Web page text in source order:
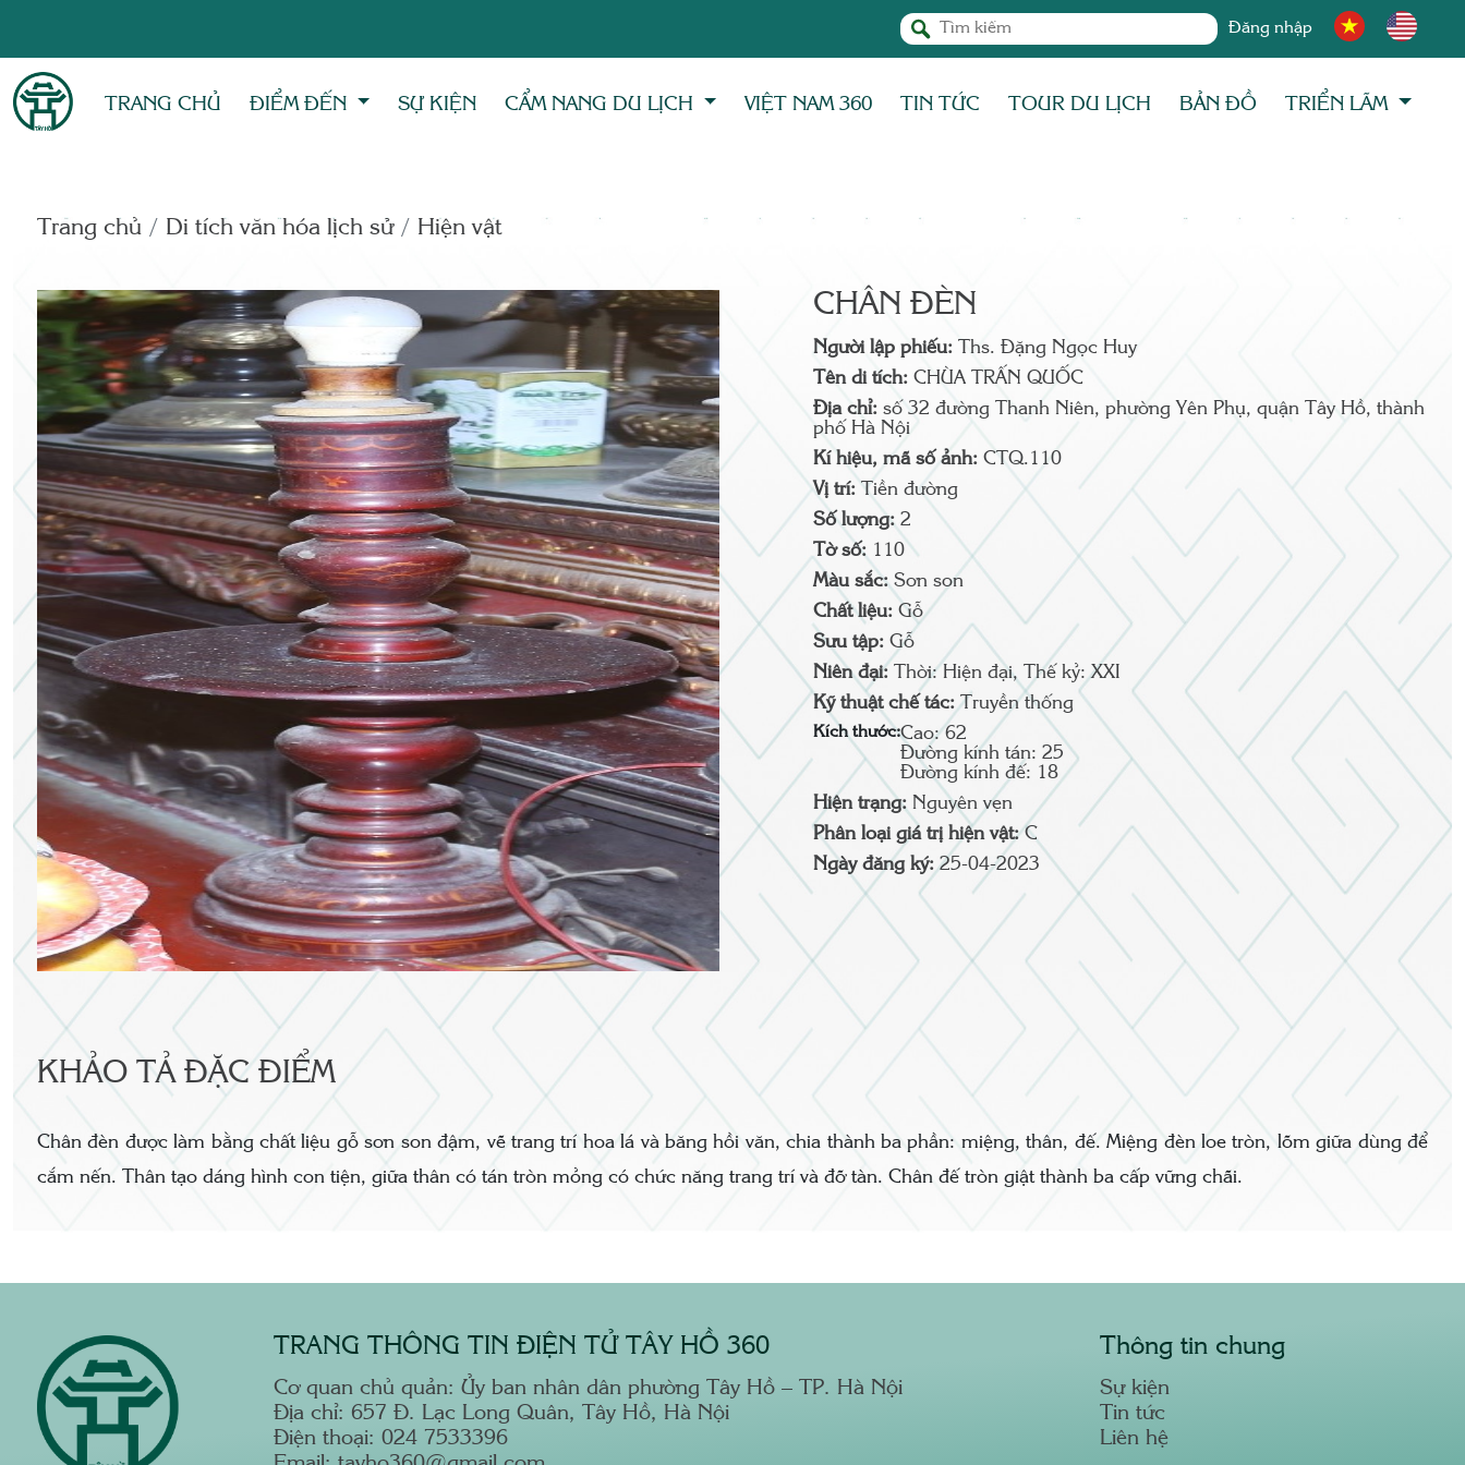
Đăng nhập
TRANG CHỦ ĐIỂM ĐẾN SỰ KIỆN CẨM NANG DU LỊCH VIỆT NAM 360 TIN TỨC TOUR DU LỊCH BẢN ĐỒ TRIỂN LÃM
Trang chủ Di tích văn hóa lịch sử Hiện vật
CHÂN ĐÈN
Người lập phiếu: Ths. Đặng Ngọc Huy
Tên di tích: CHÙA TRẤN QUỐC
Địa chỉ: số 32 đường Thanh Niên, phường Yên Phụ, quận Tây Hồ, thành
phố Hà Nội
Kí hiệu, mã số ảnh: CTQ.110
Vị trí: Tiền đường
Số lượng: 2
Tờ số: 110
Màu sắc:Sơn son
Chất liệu: Gỗ
Sưu tập: Gỗ
Niên đại: Thời: Hiện đại, Thế kỷ: XXI
Kỹ thuật chế tác:Truyền thống
Kích thước:Cao: 62
Đường kính tán: 25
Đường kính đế: 18
Hiện trạng: Nguyên vẹn
Phân loại giá trị hiện vật:C
Ngày đăng ký:25-04-2023
KHẢO TẢ ĐẶC ĐIỂM
Chân đèn được làm bằng chất liệu gỗ sơn son đậm, vẽ trang trí hoa lá và băng hồi văn, chia thành ba phần: miệng, thân, đế. Miệng đèn loe tròn, lõm giữa dùng để
cắm nến. Thân tạo dáng hình con tiện, giữa thân có tán tròn mỏng có chức năng trang trí và đỡ tàn. Chân đế tròn giật thành ba cấp vững chãi.
TRANG THÔNG TIN ĐIỆN TỬ TÂY HỒ 360
Cơ quan chủ quản: Ủy ban nhân dân phường Tây Hồ – TP. Hà Nội
Địa chỉ: 657 Đ. Lạc Long Quân, Tây Hồ, Hà Nội
Điện thoại: 024 7533396
Thông tin chung
Sự kiện
Tin tức
Liên hệ